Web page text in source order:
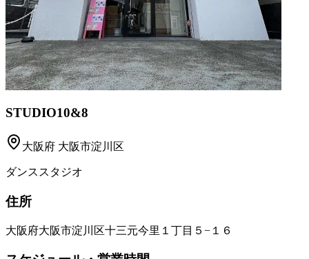
STUDIO10&8
大阪府 大阪市淀川区
ダンススタジオ
住所
大阪府大阪市淀川区十三元今里１丁目５−１６